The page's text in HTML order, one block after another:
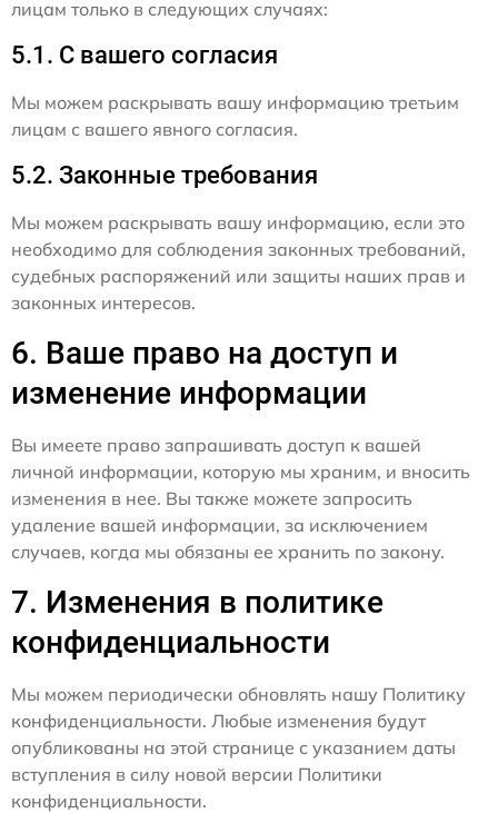
лицам только в следующих случаях:
5.1. С вашего согласия
Мы можем раскрывать вашу информацию третьим
лицам с вашего явного согласия.
5.2. Законные требования
Мы можем раскрывать вашу информацию, если это
необходимо для соблюдения законных требований,
судебных распоряжений или защиты наших прав и
законных интересов.
6. Ваше право на доступ и
изменение информации
Вы имеете право запрашивать доступ к вашей
личной информации, которую мы храним, и вносить
изменения в нее. Вы также можете запросить
удаление вашей информации, за исключением
случаев, когда мы обязаны ее хранить по закону.
7. Изменения в политике
конфиденциальности
Мы можем периодически обновлять нашу Политику
конфиденциальности. Любые изменения будут
опубликованы на этой странице с указанием даты
вступления в силу новой версии Политики
конфиденциальности.